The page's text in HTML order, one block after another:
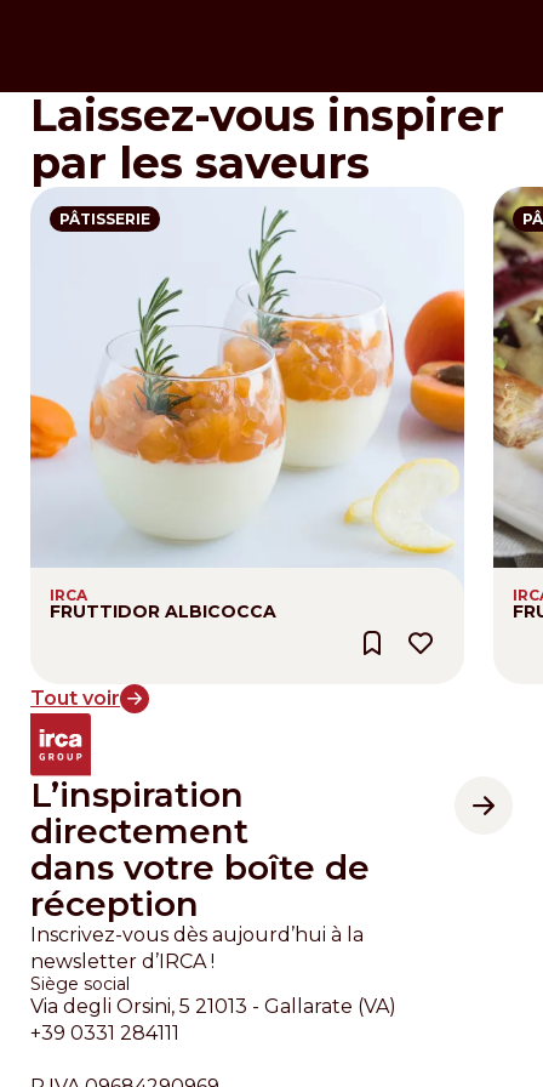
Laissez-vous inspirer
par les saveurs
PÂTISSERIE
IRCA
FRUTTIDOR ALBICOCCA
Tout voir
L’inspiration
directement
dans votre boîte de
réception
Inscrivez-vous dès aujourd’hui à la
newsletter d’IRCA !
Siège social
Via degli Orsini, 5 21013 - Gallarate (VA)
+39 0331 284111